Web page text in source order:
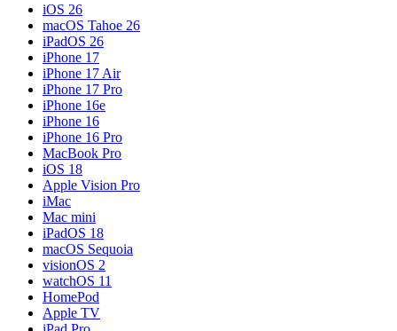
iOS 26
macOS Tahoe 26
iPadOS 26
iPhone 17
iPhone 17 Air
iPhone 17 Pro
iPhone 16e
iPhone 16
iPhone 16 Pro
MacBook Pro
iOS 18
Apple Vision Pro
iMac
Mac mini
iPadOS 18
macOS Sequoia
visionOS 2
watchOS 11
HomePod
Apple TV